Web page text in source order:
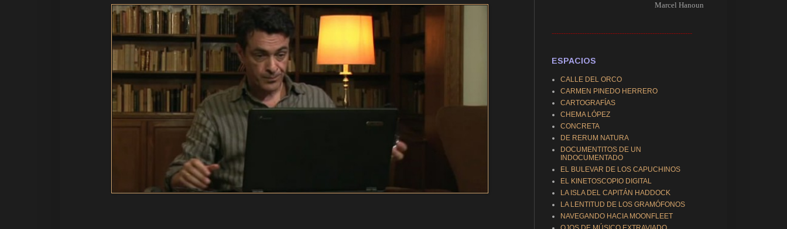
Marcel Hanoun
------------------------------------------------------------
ESPACIOS
CALLE DEL ORCO
CARMEN PINEDO HERRERO
CARTOGRAFÍAS
CHEMA LÓPEZ
CONCRETA
DE RERUM NATURA
DOCUMENTITOS DE UN
INDOCUMENTADO
EL BULEVAR DE LOS CAPUCHINOS
EL KINETOSCOPIO DIGITAL
LA ISLA DEL CAPITÁN HADDOCK
LA LENTITUD DE LOS GRAMÓFONOS
NAVEGANDO HACIA MOONFLEET